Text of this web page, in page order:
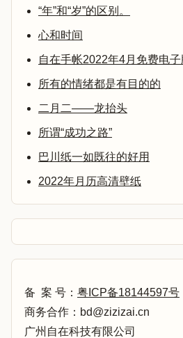
“年”和“岁”的区别。
心和时间
自在手帐2022年4月免费电
所有的情绪都是有目的的
二月二——龙抬头
所谓“成功之路”
巴川纸一如既往的好用
2022年月历高清壁纸
备 案 号： 粤ICP备18144597号
商务合作：bd@zizizai.cn
广州自在科技有限公司